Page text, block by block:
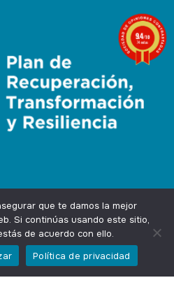
OnlineIngenium.Marketing
que te damos la mejor
Si continúas usando este sitio,
de acuerdo con ello.
Política de privacidad
9.4/10
74 notas